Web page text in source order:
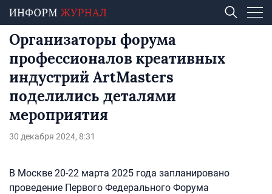
Организаторы форума
профессионалов креативных
индустрий ArtMasters
поделились деталями
мероприятия
30 декабря 2024, 8:31
В Москве 20-22 марта 2025 года запланировано
проведение Первого Федерального Форума